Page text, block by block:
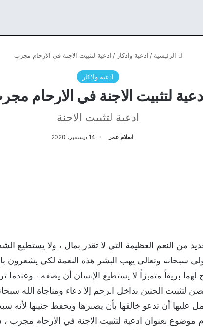
الرئيسية / ادعية واذكار / ادعية لتثبيت الاجنة في الارحام مجرب
ادعية واذكار
ادعية لتثبيت الاجنة في الارحام
ادعية لتثبيت الاجنة
اسلام عمر 14 ديسمبر، 2020
من النعم العظيمة التي لا تقدر بمال ، ولا يستطيع
سبحانه وتعالى يهب البشر هذه النعمة لكي يشعرون
بريقاً متميزاً لا يستطيع الإنسان أن يصفه ، وعندما
لتثبيت الجنين بداخل الرحم إلا دعاء ومناجاة الله
عليها أن تدعو خالقها بأن يصبرها ويحفظ جنينها لأنه
موضوع بعنوان ادعية لتثبيت الاجنة في الارحام